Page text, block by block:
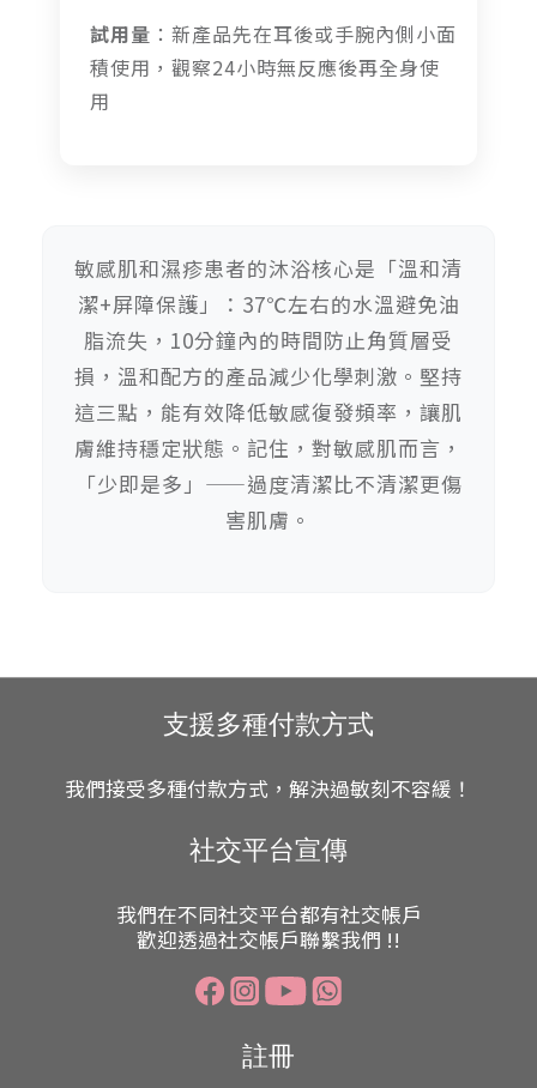
試用量 ：新產品先在耳後或手腕內側小面
積使用，觀察24小時無反應後再全身使
用
敏感肌和濕疹患者的沐浴核心是「溫和清
潔+屏障保護」：37℃左右的水溫避免油
脂流失，10分鐘內的時間防止角質層受
損，溫和配方的產品減少化學刺激。堅持
這三點，能有效降低敏感復發頻率，讓肌
膚維持穩定狀態。記住，對敏感肌而言，
「少即是多」——過度清潔比不清潔更傷
害肌膚。
支援多種付款方式
我們接受多種付款方式，解決過敏刻不容緩！
社交平台宣傳
我們在不同社交平台都有社交帳戶
歡迎透過社交帳戶聯繫我們 !!
註冊